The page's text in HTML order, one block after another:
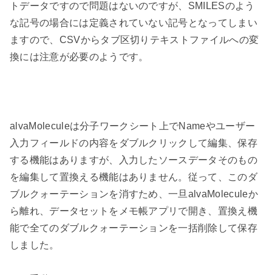
トデータですので問題はないのですが、 SMILESのよう
な記号の場合には定義されていない記号となってしまい
ますので、 CSVからタブ区切りテキストファイルへの変
換には注意が必要のようです。
alvaMoleculeは分子ワークシート上でNameやユーザー
入力フィールドの内容をダブルクリックして編集、保存
する機能はありますが、入力したソースデータそのもの
を編集して置換える機能はありません。従って、このダ
ブルクォーテーションを消すため、一旦 alvaMoleculeか
ら離れ、データセットをメモ帳アプリで開き、置換え機
能で全てのダブルクォーテーションを一括削除して保存
しました。